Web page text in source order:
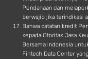
Pendanaan dan
berwajib jika terindikasi
Bahwa catatan kredit
kepada Otoritas Jasa
Bersama Indonesia
Fintech Data Center